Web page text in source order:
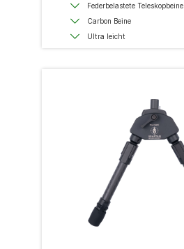
Federbelastete Teleskopbeine
Carbon Beine
Ultra leicht